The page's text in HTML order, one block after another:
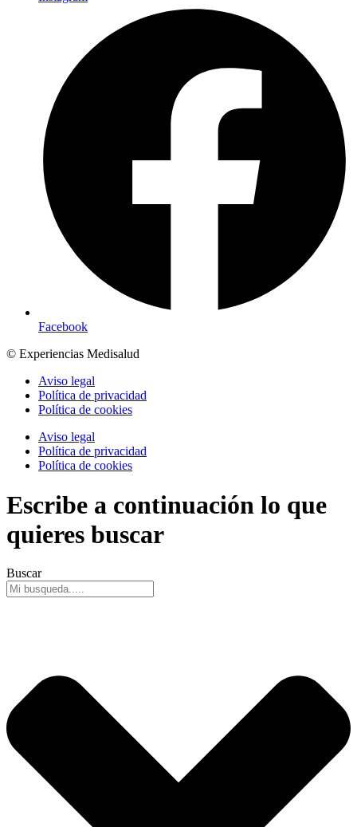
Facebook
© Experiencias Medisalud
Aviso legal
Política de privacidad
Política de cookies
Aviso legal
Política de privacidad
Política de cookies
Escribe a continuación lo que
quieres buscar
Buscar